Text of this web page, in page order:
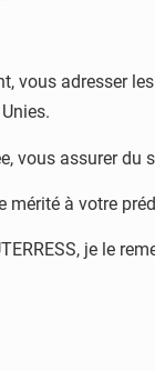
vous adresser
vous assurer du
à votre
je le